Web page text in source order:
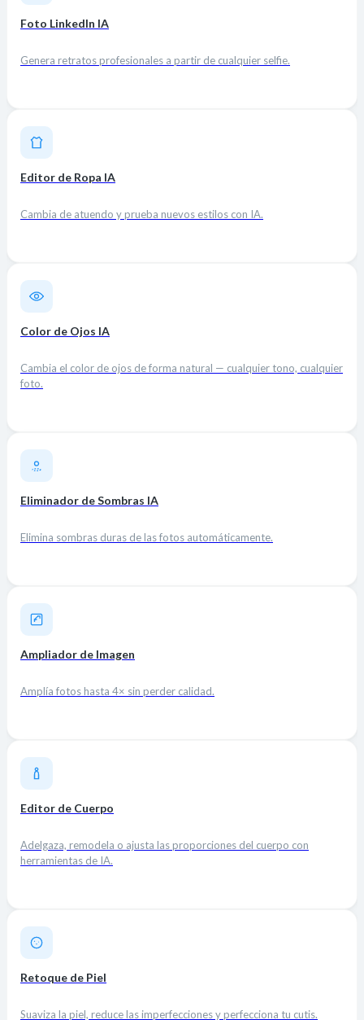
Foto LinkedIn IA
Genera retratos profesionales a partir de cualquier selfie.
Editor de Ropa IA
Cambia de atuendo y prueba nuevos estilos con IA.
Color de Ojos IA
Cambia el color de ojos de forma natural — cualquier tono, cualquier
foto.
Eliminador de Sombras IA
Elimina sombras duras de las fotos automáticamente.
Ampliador de Imagen
Amplía fotos hasta 4× sin perder calidad.
Editor de Cuerpo
Adelgaza, remodela o ajusta las proporciones del cuerpo con
herramientas de IA.
Retoque de Piel
Suaviza la piel, reduce las imperfecciones y perfecciona tu cutis.